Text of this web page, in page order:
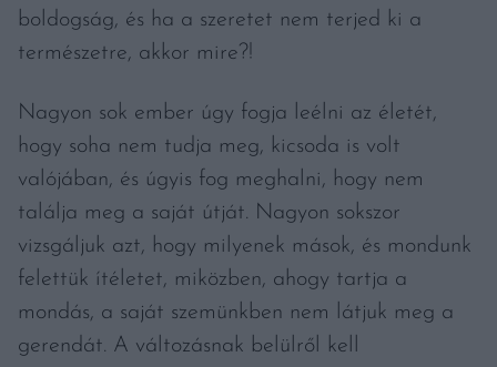
boldogság, és ha a szeretet nem terjed ki a
természetre, akkor mire?!
Nagyon sok ember úgy fogja leélni az életét,
hogy soha nem tudja meg, kicsoda is volt
valójában, és úgyis fog meghalni, hogy nem
találja meg a saját útját. Nagyon sokszor
vizsgáljuk azt, hogy milyenek mások, és mondunk
felettük ítéletet, miközben, ahogy tartja a
mondás, a saját szemünkben nem látjuk meg a
gerendát. A változásnak belülről kell